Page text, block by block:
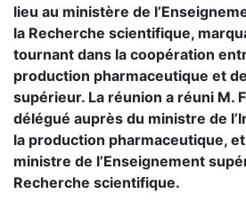
lieu au ministère de
la Recherche scientifique,
tournant dans la coopération
production pharmaceutique et
supérieur. La réunion a réuni M.
délégué auprès du ministre de
la production pharmaceutique,
ministre de l’Enseignement
Recherche scientifique.